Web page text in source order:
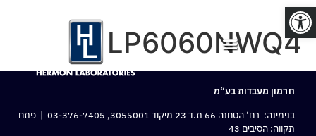
פתח סרגל נגישות
LP6060NWQ4
חרמון מעבדות בע“מ
בנימינה: רח‘ הטחנה 66 ת.ד 23 מיקוד 3055001,
03-376-7405 | פתח
תקווה: הסיבים 43